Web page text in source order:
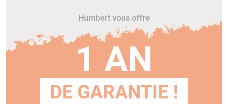
Humbert vous offre
1 AN
DE GARANTIE !